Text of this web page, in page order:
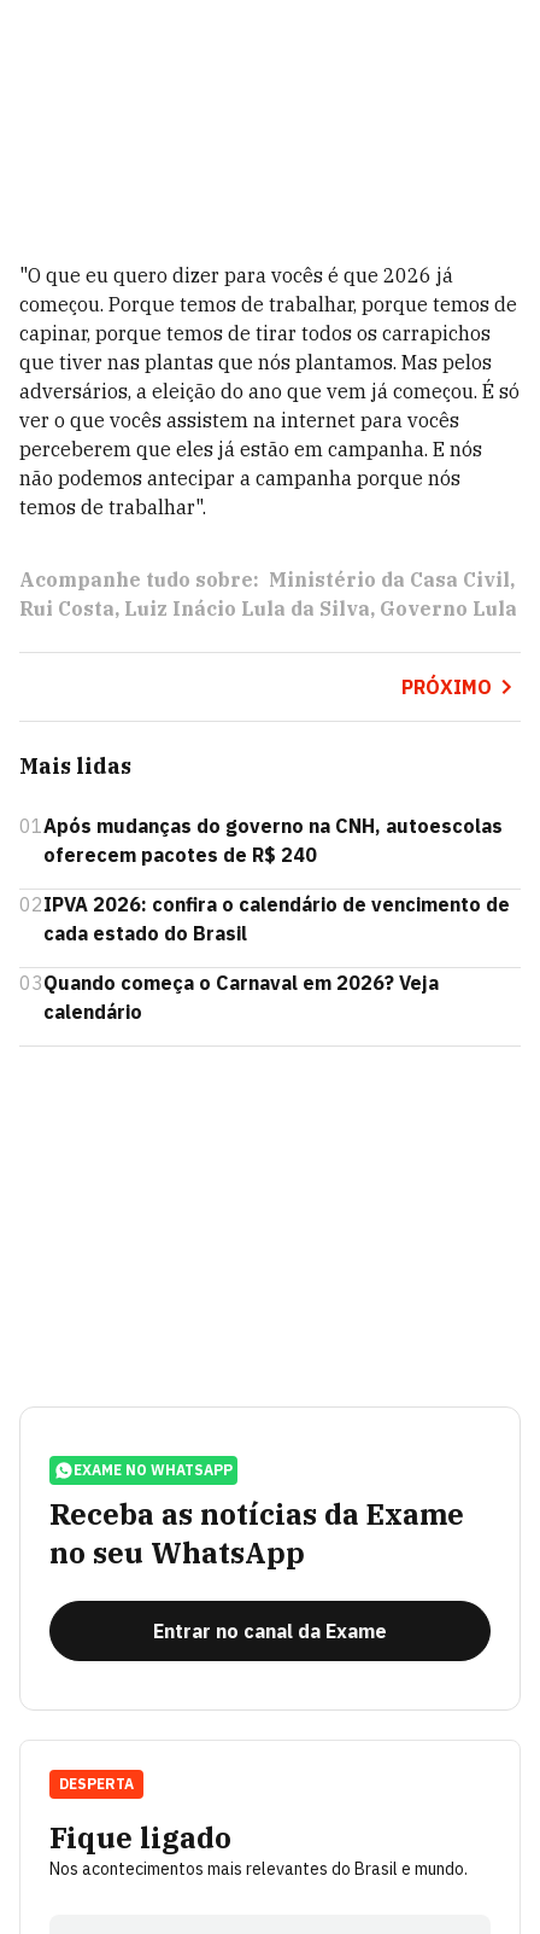
"O que eu quero dizer para vocês é que 2026 já
começou. Porque temos de trabalhar, porque temos de
capinar, porque temos de tirar todos os carrapichos
que tiver nas plantas que nós plantamos. Mas pelos
adversários, a eleição do ano que vem já começou. É só
ver o que vocês assistem na internet para vocês
perceberem que eles já estão em campanha. E nós
não podemos antecipar a campanha porque nós
temos de trabalhar".
Acompanhe tudo sobre: Ministério da Casa Civil
Rui Costa Luiz Inácio Lula da Silva Governo Lula
PRÓXIMO
Mais lidas
01Após mudanças do governo na CNH, autoescolas
oferecem pacotes de R$ 240
02IPVA 2026: confira o calendário de vencimento de
cada estado do Brasil
03Quando começa o Carnaval em 2026? Veja
calendário
EXAME NO WHATSAPP
Receba as notícias da Exame
no seu WhatsApp
Entrar no canal da Exame
Fique ligado
Nos acontecimentos mais relevantes do Brasil e mundo.
DESPERTA